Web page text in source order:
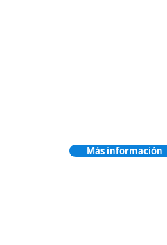
Más información